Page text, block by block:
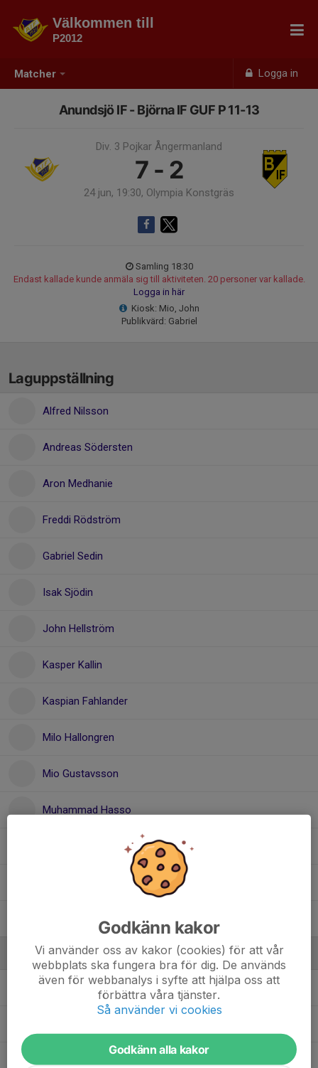
Matcher Logga in
Välkommen till
P2012
Anundsjö IF - Björna IF GUF P 11-13
Div. 3 Pojkar Ångermanland
7 - 2
24 jun, 19:30, Olympia Konstgräs
Samling 18:30
Endast kallade kunde anmäla sig till aktiviteten. 20 personer var kallade.
Logga in här
Kiosk: Mio, John
Publikvärd: Gabriel
Laguppställning
Alfred Nilsson
Andreas Södersten
Aron Medhanie
Freddi Rödström
Gabriel Sedin
Isak Sjödin
John Hellström
Kasper Kallin
Kaspian Fahlander
Milo Hallongren
Mio Gustavsson
Muhammad Hasso
Ville Norberg
Ledare
Anders NilssonTränare
Godkänn kakor
Vi använder oss av kakor (cookies) för att vår
webbplats ska fungera bra för dig. De används
även för webbanalys i syfte att hjälpa oss att
förbättra våra tjänster.
Så använder vi cookies
Godkänn alla kakor